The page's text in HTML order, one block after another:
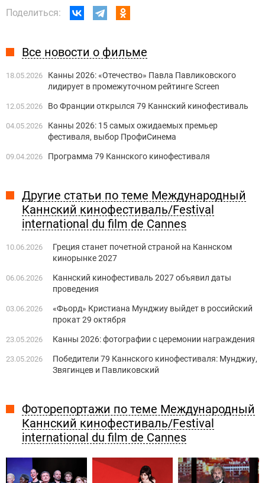
Поделиться:
Все новости о фильме
18.05.2026
Канны 2026: «Отечество» Павла Павликовского
лидирует в промежуточном рейтинге Screen
12.05.2026 Во Франции открылся 79 Каннский кинофестиваль
04.05.2026
Канны 2026: 15 самых ожидаемых премьер
фестиваля, выбор ПрофиСинема
09.04.2026 Программа 79 Каннского кинофестиваля
Другие статьи по теме Международный
Каннский кинофестиваль/Festival
international du film de Cannes
10.06.2026
Греция станет ​​почетной страной на Каннском
кинорынке 2027
06.06.2026
Каннский кинофестиваль 2027 объявил даты
проведения
03.06.2026
«Фьорд» Кристиана Мунджиу выйдет в российский
прокат 29 октября
23.05.2026 Канны 2026: фотографии с церемонии награждения
23.05.2026
Победители 79 Каннского кинофестиваля: Мунджиу,
Звягинцев и Павликовский
Фоторепортажи по теме Международный
Каннский кинофестиваль/Festival
international du film de Cannes